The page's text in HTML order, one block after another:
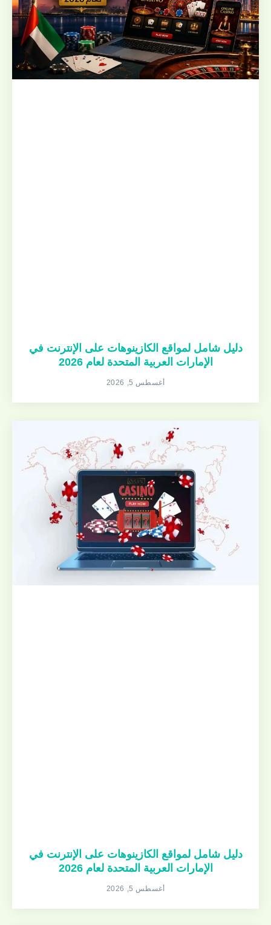
دليل شامل لمواقع الكازينوهات على الإنترنت في
الإمارات العربية المتحدة لعام 2026
أغسطس 5, 2026
دليل شامل لمواقع الكازينوهات على الإنترنت في
الإمارات العربية المتحدة لعام 2026
أغسطس 5, 2026